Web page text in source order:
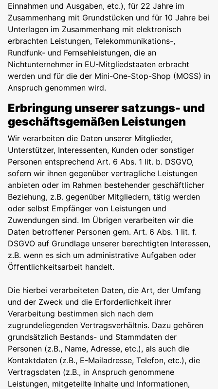
Einnahmen und Ausgaben, etc.), für 22 Jahre im
Zusammenhang mit Grundstücken und für 10 Jahre bei
Unterlagen im Zusammenhang mit elektronisch
erbrachten Leistungen, Telekommunikations-,
Rundfunk- und Fernsehleistungen, die an
Nichtunternehmer in EU-Mitgliedstaaten erbracht
werden und für die der Mini-One-Stop-Shop (MOSS) in
Anspruch genommen wird.
Erbringung unserer satzungs- und
geschäftsgemäßen Leistungen
Wir verarbeiten die Daten unserer Mitglieder,
Unterstützer, Interessenten, Kunden oder sonstiger
Personen entsprechend Art. 6 Abs. 1 lit. b. DSGVO,
sofern wir ihnen gegenüber vertragliche Leistungen
anbieten oder im Rahmen bestehender geschäftlicher
Beziehung, z.B. gegenüber Mitgliedern, tätig werden
oder selbst Empfänger von Leistungen und
Zuwendungen sind. Im Übrigen verarbeiten wir die
Daten betroffener Personen gem. Art. 6 Abs. 1 lit. f.
DSGVO auf Grundlage unserer berechtigten Interessen,
z.B. wenn es sich um administrative Aufgaben oder
Öffentlichkeitsarbeit handelt.
Die hierbei verarbeiteten Daten, die Art, der Umfang
und der Zweck und die Erforderlichkeit ihrer
Verarbeitung bestimmen sich nach dem
zugrundeliegenden Vertragsverhältnis. Dazu gehören
grundsätzlich Bestands- und Stammdaten der
Personen (z.B., Name, Adresse, etc.), als auch die
Kontaktdaten (z.B., E-Mailadresse, Telefon, etc.), die
Vertragsdaten (z.B., in Anspruch genommene
Leistungen, mitgeteilte Inhalte und Informationen,